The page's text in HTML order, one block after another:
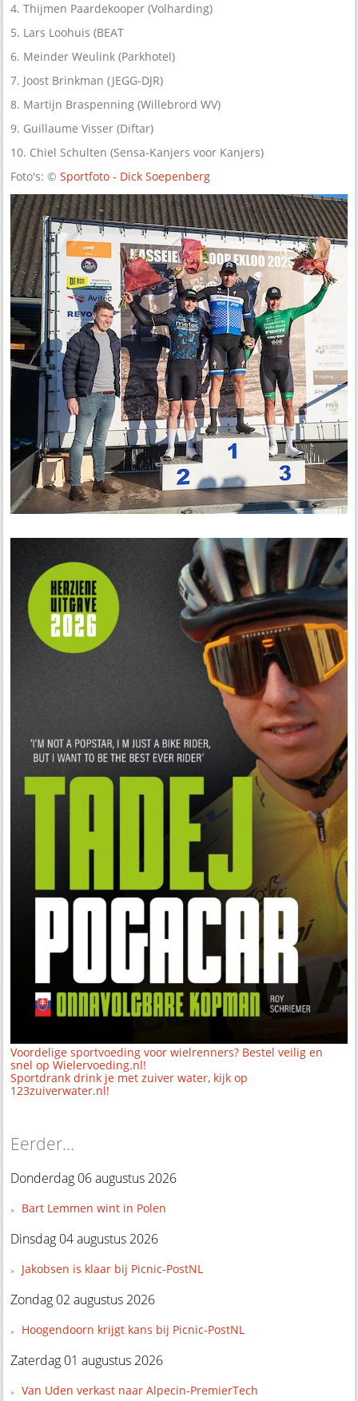
4. Thijmen Paardekooper (Volharding)
5. Lars Loohuis (BEAT
6. Meinder Weulink (Parkhotel)
7. Joost Brinkman (JEGG-DJR)
8. Martijn Braspenning (Willebrord WV)
9. Guillaume Visser (Diftar)
10. Chiel Schulten (Sensa-Kanjers voor Kanjers)
Foto's: ©Sportfoto - Dick Soepenberg
Voordelige sportvoeding voor wielrenners? Bestel veilig en
snel op Wielervoeding.nl!
Sportdrank drink je met zuiver water, kijk op
123zuiverwater.nl!
Eerder...
Donderdag 06 augustus 2026
Bart Lemmen wint in Polen
Dinsdag 04 augustus 2026
Jakobsen is klaar bij Picnic-PostNL
Zondag 02 augustus 2026
Hoogendoorn krijgt kans bij Picnic-PostNL
Zaterdag 01 augustus 2026
Van Uden verkast naar Alpecin-PremierTech